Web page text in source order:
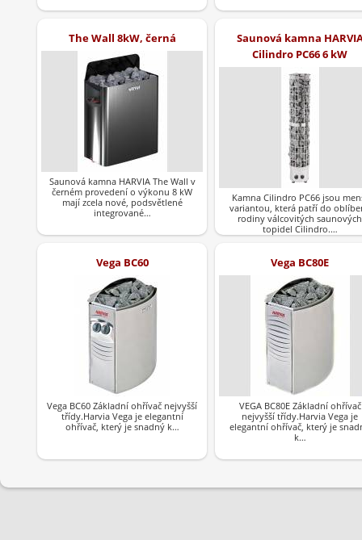
The Wall 8kW, černá
Saunová kamna HARVIA The Wall v
černém provedení o výkonu 8 kW
mají zcela nové, podsvětlené
integrované…
Saunová kamna
Cilindro PC66 6 kW
Kamna Cilindro PC66 jsou
variantou, která patří do
rodiny válcovitých saunových
topidel Cilindro.…
Vega BC60
Vega BC60 Základní ohřívač nejvyšší
třídy.Harvia Vega je elegantní
ohřívač, který je snadný k…
Vega BC80E
VEGA BC80E Základní ohřívač
nejvyšší třídy.Harvia Vega je
elegantní ohřívač, který je
k…